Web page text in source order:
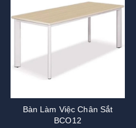
Bàn Làm Việc Chân Sắt
BCO12